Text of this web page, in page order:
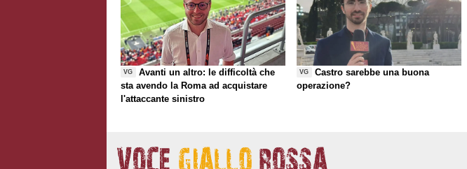
VG
Avanti un altro: le difficoltà che
sta avendo la Roma ad acquistare
l'attaccante sinistro
VG
Castro sarebbe una buona
operazione?